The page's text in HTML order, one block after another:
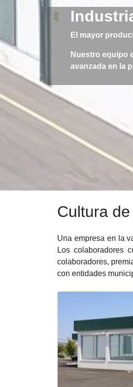
El mayor
Nuestro equipo
avanzada en la
Cultura
Una empresa en la
Los colaboradores
colaboradores,
con entidades